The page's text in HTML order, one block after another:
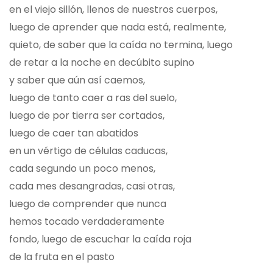
en el viejo sillón, llenos de nuestros cuerpos,
luego de aprender que nada está, realmente,
quieto, de saber que la caída no termina, luego
de retar a la noche en decúbito supino
y saber que aún así caemos,
luego de tanto caer a ras del suelo,
luego de por tierra ser cortados,
luego de caer tan abatidos
en un vértigo de células caducas,
cada segundo un poco menos,
cada mes desangradas, casi otras,
luego de comprender que nunca
hemos tocado verdaderamente
fondo, luego de escuchar la caída roja
de la fruta en el pasto